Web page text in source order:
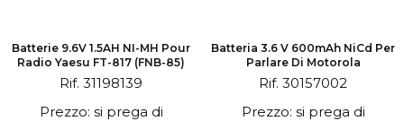
Batterie 9.6V 1.5AH NI-MH Pour
Radio Yaesu FT-817 (FNB-85)
Rif. 31198139
Prezzo: si prega di
Batteria 3.6 V 600mAh NiCd Per
Parlare Di Motorola
Rif. 30157002
Prezzo: si prega di